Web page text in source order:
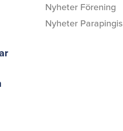
Nyheter Förening
Nyheter Parapingis